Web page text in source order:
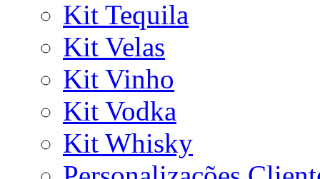
Kit Tequila
Kit Velas
Kit Vinho
Kit Vodka
Kit Whisky